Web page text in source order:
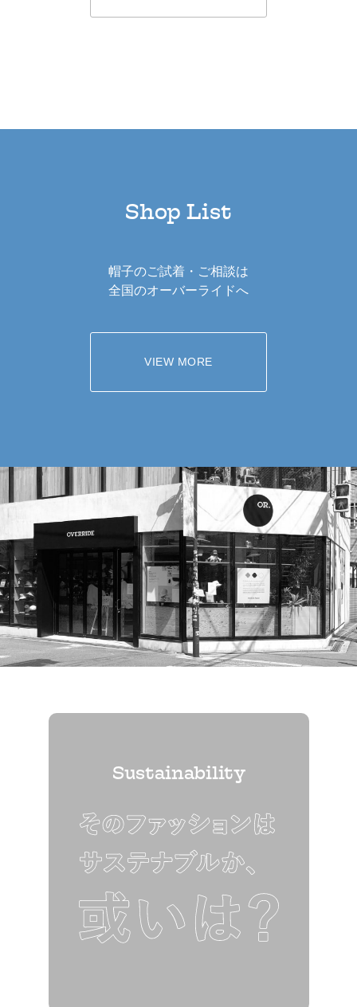
Shop List
帽子のご試着・ご相談は
全国のオーバーライドへ
VIEW MORE
Sustainability